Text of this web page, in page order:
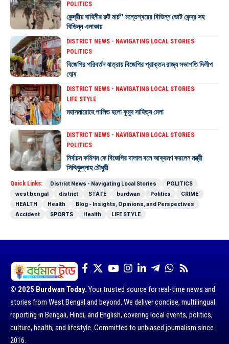
POLITICS
কেন্দ্রীয় বাহিনীর রুট মার্চ” মন্তেশ্বরের বিভিন্ন ভোট কেন্দ্র সহ
বিভিন্ন এলাকায়
DISTRICT NEWS - NAVIGATING LOCAL STORIES
POLITICS
বিজেপির পরিবর্তন যাত্রায় বিজেপির প্রাক্তন রাজ্য সভাপতি দিলীপ
ঘোষ
DISTRICT NEWS - NAVIGATING LOCAL STORIES
LIFE STYLE
মহাসমারোহে পালিত হলো কুমুদ সাহিত্য মেলা
DISTRICT NEWS - NAVIGATING LOCAL STORIES
POLITICS
নির্বাচন কমিশন কে বিজেপির দালাল বলে আক্রমণ করলেন মন্ত্রী
সিদ্দিকুল্লাহ চৌধুরী
Quick Links: District News - Navigating Local Stories
POLITICS
west bengal
district STATE burdwan Politics
CRIME
HEALTH
Health
Blog - Insights, Opinions, and Perspectives
Accident
SPORTS Health LIFE STYLE
© 2025 Burdwan Today. Your trusted source for real-time news and
stories from West Bengal and beyond. We deliver concise, multilingual
reporting in Bengali, Hindi, and English, covering local events, politics,
culture, health, and lifestyle. Committed to unbiased journalism since
2016.